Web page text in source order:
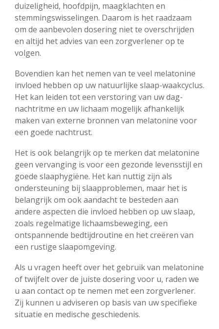
duizeligheid, hoofdpijn, maagklachten en
stemmingswisselingen. Daarom is het raadzaam
om de aanbevolen dosering niet te overschrijden
en altijd het advies van een zorgverlener op te
volgen.
Bovendien kan het nemen van te veel melatonine
invloed hebben op uw natuurlijke slaap-waakcyclus.
Het kan leiden tot een verstoring van uw dag-
nachtritme en uw lichaam mogelijk afhankelijk
maken van externe bronnen van melatonine voor
een goede nachtrust.
Het is ook belangrijk op te merken dat melatonine
geen vervanging is voor een gezonde levensstijl en
goede slaaphygiëne. Het kan nuttig zijn als
ondersteuning bij slaapproblemen, maar het is
belangrijk om ook aandacht te besteden aan
andere aspecten die invloed hebben op uw slaap,
zoals regelmatige lichaamsbeweging, een
ontspannende bedtijdroutine en het creëren van
een rustige slaapomgeving.
Als u vragen heeft over het gebruik van melatonine
of twijfelt over de juiste dosering voor u, raden we
u aan contact op te nemen met een zorgverlener.
Zij kunnen u adviseren op basis van uw specifieke
situatie en medische geschiedenis.